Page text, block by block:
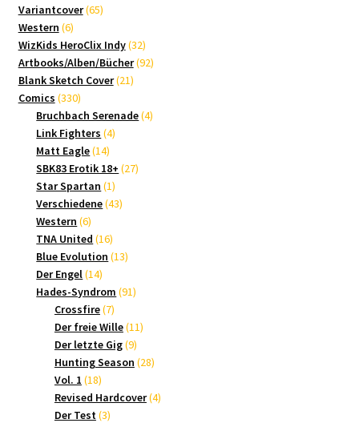
Variantcover 6565
Western 66
Produkte
WizKids HeroClix Indy 3232
Produkte
Artbooks/Alben/Bücher 9292
Blank Sketch Cover 2121
Comics 330330
Produkte
Bruchbach Serenade 44
Link Fighters 44
Matt Eagle 1414
Produkte
SBK83 Erotik 18+ 2727
Star Spartan 11
Produkt
Verschiedene 4343
Western 66
Produkte
TNA United 1616
Produkte
Blue Evolution 1313
Der Engel 1414
Produkte
Hades-Syndrom 9191
Crossfire 77
Produkte
Der freie Wille 1111
Der letzte Gig 99
Produkte
Hunting Season 2828
Vol. 1 1818
Produkte
Revised Hardcover 44
Der Test 33